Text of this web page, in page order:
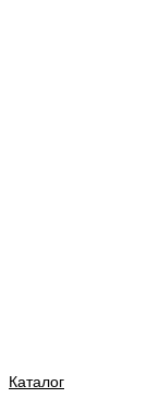
Каталог